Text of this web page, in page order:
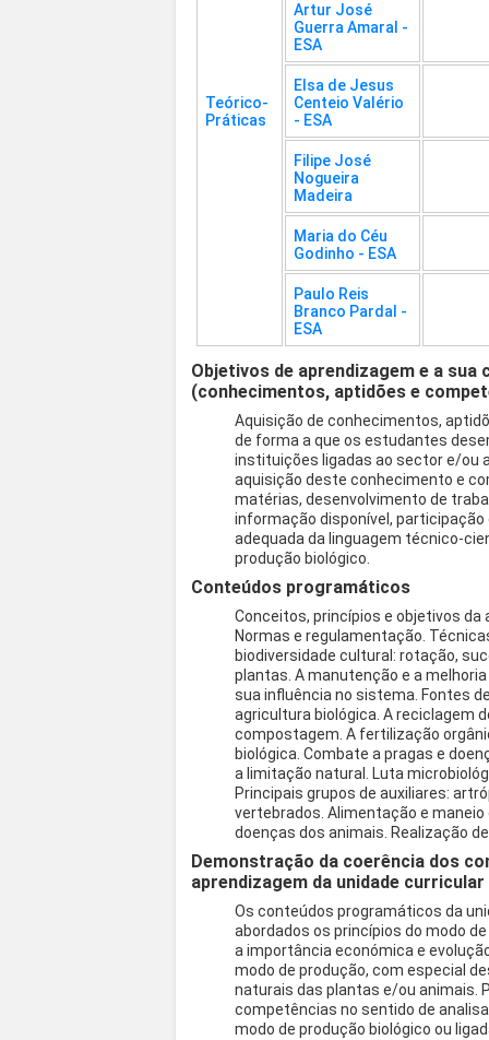
Teórico-
Práticas
Artur José
Guerra Amaral -
ESA
Elsa de Jesus
Centeio Valério
- ESA
Filipe José
Nogueira
Madeira
Maria do Céu
Godinho - ESA
Paulo Reis
Branco Pardal -
ESA
Objetivos de aprendizagem e a
(conhecimentos, aptidões e
Aquisição de conhecimentos,
de forma a que os estudantes
instituições ligadas ao sector e/ou
aquisição deste conhecimento e
matérias, desenvolvimento de
informação disponível,
adequada da linguagem técnico-
produção biológico.
Conteúdos programáticos
Conceitos, princípios e objetivos
Normas e regulamentação.
biodiversidade cultural: rotação,
plantas. A manutenção e a
sua influência no sistema. Fontes
agricultura biológica. A reciclagem
compostagem. A fertilização
biológica. Combate a pragas e
a limitação natural. Luta
Principais grupos de auxiliares:
vertebrados. Alimentação e
doenças dos animais. Realização
Demonstração da coerência dos
aprendizagem da unidade curricular
Os conteúdos programáticos da
abordados os princípios do modo
a importância económica e
modo de produção, com especial
naturais das plantas e/ou animais.
competências no sentido de
modo de produção biológico ou